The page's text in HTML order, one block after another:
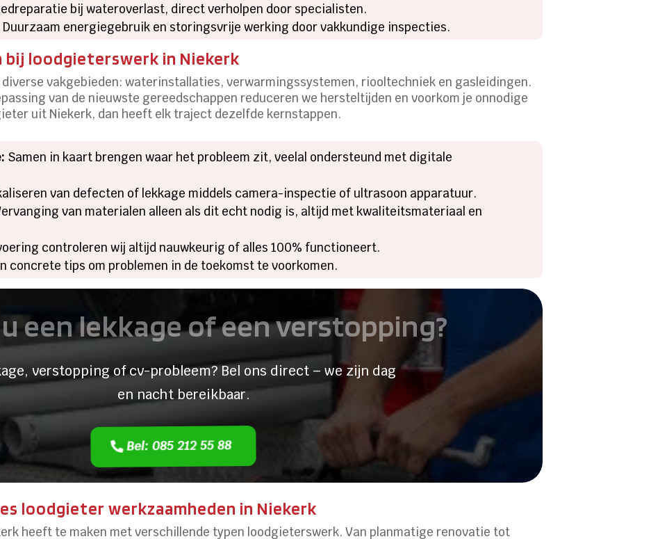
bij wateroverlast, direct verholpen door specialisten.
Duurzaam energiegebruik en storingsvrije werking door vakkundige inspecties.
bij loodgieterswerk in Niekerk
vakgebieden: waterinstallaties, verwarmingssystemen, riooltechniek en gasleidingen.
van de nieuwste gereedschappen reduceren we hersteltijden en voorkom je onnodige
uit Niekerk, dan heeft elk traject dezelfde kernstappen.
Samen in kaart brengen waar het probleem zit, veelal ondersteund met digitale
van defecten of lekkage middels camera-inspectie of ultrasoon apparatuur.
van materialen alleen als dit echt nodig is, altijd met kwaliteitsmateriaal en
controleren wij altijd nauwkeurig of alles 100% functioneert.
concrete tips om problemen in de toekomst te voorkomen.
een lekkage of een verstopping?
verstopping of cv-probleem? Bel ons direct – we zijn dag
en nacht bereikbaar.
Bel: 085 212 55 88
loodgieter werkzaamheden in Niekerk
heeft te maken met verschillende typen loodgieterswerk. Van planmatige renovatie tot